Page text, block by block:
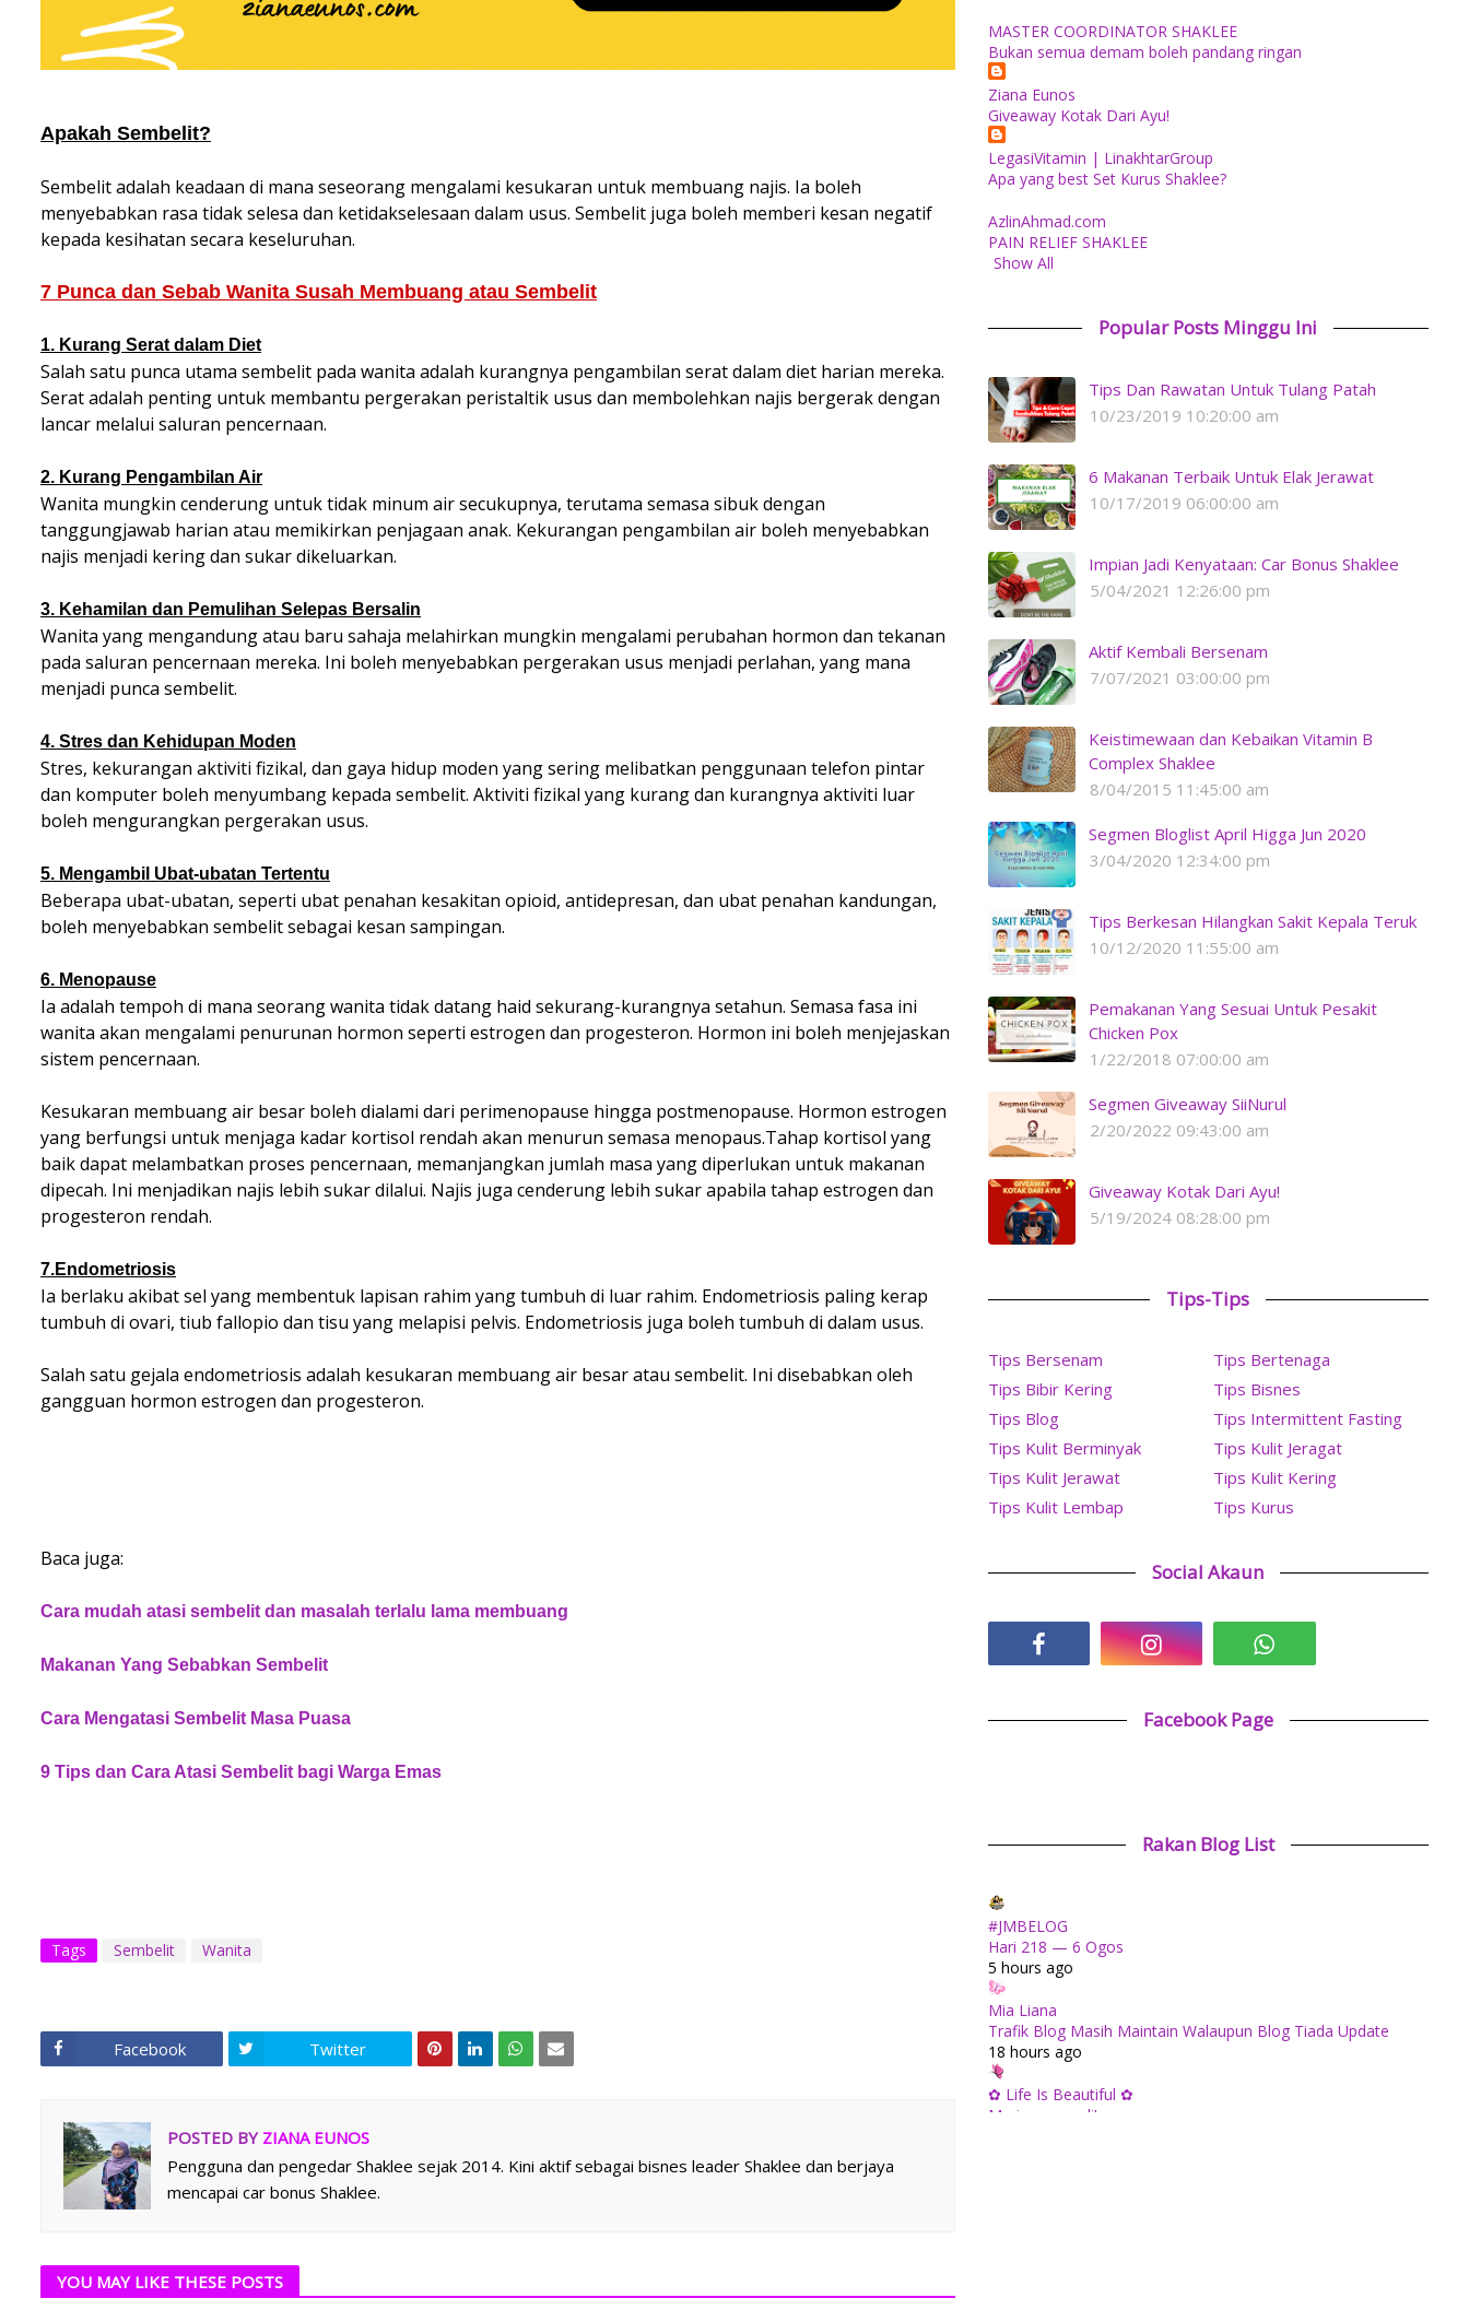
Apakah Sembelit?
Sembelit adalah keadaan di mana seseorang mengalami kesukaran untuk membuang najis. Ia boleh
menyebabkan rasa tidak selesa dan ketidakselesaan dalam usus. Sembelit juga boleh memberi kesan negatif
kepada kesihatan secara keseluruhan.
7 Punca dan Sebab Wanita Susah Membuang atau Sembelit
1. Kurang Serat dalam Diet
Salah satu punca utama sembelit pada wanita adalah kurangnya pengambilan serat dalam diet harian mereka.
Serat adalah penting untuk membantu pergerakan peristaltik usus dan membolehkan najis bergerak dengan
lancar melalui saluran pencernaan.
2. Kurang Pengambilan Air
Wanita mungkin cenderung untuk tidak minum air secukupnya, terutama semasa sibuk dengan
tanggungjawab harian atau memikirkan penjagaan anak. Kekurangan pengambilan air boleh menyebabkan
najis menjadi kering dan sukar dikeluarkan.
3. Kehamilan dan Pemulihan Selepas Bersalin
Wanita yang mengandung atau baru sahaja melahirkan mungkin mengalami perubahan hormon dan tekanan
pada saluran pencernaan mereka. Ini boleh menyebabkan pergerakan usus menjadi perlahan, yang mana
menjadi punca sembelit.
4. Stres dan Kehidupan Moden
Stres, kekurangan aktiviti fizikal, dan gaya hidup moden yang sering melibatkan penggunaan telefon pintar
dan komputer boleh menyumbang kepada sembelit. Aktiviti fizikal yang kurang dan kurangnya aktiviti luar
boleh mengurangkan pergerakan usus.
5. Mengambil Ubat-ubatan Tertentu
Beberapa ubat-ubatan, seperti ubat penahan kesakitan opioid, antidepresan, dan ubat penahan kandungan,
boleh menyebabkan sembelit sebagai kesan sampingan.
6. Menopause
Ia adalah tempoh di mana seorang wanita tidak datang haid sekurang-kurangnya setahun. Semasa fasa ini
wanita akan mengalami penurunan hormon seperti estrogen dan progesteron. Hormon ini boleh menjejaskan
sistem pencernaan.
Kesukaran membuang air besar boleh dialami dari perimenopause hingga postmenopause. Hormon estrogen
yang berfungsi untuk menjaga kadar kortisol rendah akan menurun semasa menopaus.Tahap kortisol yang
baik dapat melambatkan proses pencernaan, memanjangkan jumlah masa yang diperlukan untuk makanan
dipecah. Ini menjadikan najis lebih sukar dilalui. Najis juga cenderung lebih sukar apabila tahap estrogen dan
progesteron rendah.
7.Endometriosis
Ia berlaku akibat sel yang membentuk lapisan rahim yang tumbuh di luar rahim. Endometriosis paling kerap
tumbuh di ovari, tiub fallopio dan tisu yang melapisi pelvis. Endometriosis juga boleh tumbuh di dalam usus.
Salah satu gejala endometriosis adalah kesukaran membuang air besar atau sembelit. Ini disebabkan oleh
gangguan hormon estrogen dan progesteron.
Baca juga:
Cara mudah atasi sembelit dan masalah terlalu lama membuang
Makanan Yang Sebabkan Sembelit
Cara Mengatasi Sembelit Masa Puasa
9 Tips dan Cara Atasi Sembelit bagi Warga Emas
Tags Sembelit Wanita
Facebook Twitter
POSTED BYZIANA EUNOS
Pengguna dan pengedar Shaklee sejak 2014. Kini aktif sebagai bisnes leader Shaklee dan berjaya
mencapai car bonus Shaklee.
YOU MAY LIKE THESE POSTS
MASTER COORDINATOR SHAKLEE
Bukan semua demam boleh pandang ringan
Ziana Eunos
Giveaway Kotak Dari Ayu!
LegasiVitamin | LinakhtarGroup
Apa yang best Set Kurus Shaklee?
AzlinAhmad.com
PAIN RELIEF SHAKLEE
Show All
Popular Posts Minggu Ini
Tips Dan Rawatan Untuk Tulang Patah
10/23/2019 10:20:00 am
6 Makanan Terbaik Untuk Elak Jerawat
10/17/2019 06:00:00 am
Impian Jadi Kenyataan: Car Bonus Shaklee
5/04/2021 12:26:00 pm
Aktif Kembali Bersenam
7/07/2021 03:00:00 pm
Keistimewaan dan Kebaikan Vitamin B
Complex Shaklee
8/04/2015 11:45:00 am
Segmen Bloglist April Higga Jun 2020
3/04/2020 12:34:00 pm
Tips Berkesan Hilangkan Sakit Kepala Teruk
10/12/2020 11:55:00 am
Pemakanan Yang Sesuai Untuk Pesakit
Chicken Pox
1/22/2018 07:00:00 am
Segmen Giveaway SiiNurul
2/20/2022 09:43:00 am
Giveaway Kotak Dari Ayu!
5/19/2024 08:28:00 pm
Tips-Tips
Tips Bersenam
Tips Bertenaga
Tips Bibir Kering
Tips Bisnes
Tips Blog
Tips Intermittent Fasting
Tips Kulit Berminyak
Tips Kulit Jeragat
Tips Kulit Jerawat
Tips Kulit Kering
Tips Kulit Lembap
Tips Kurus
Social Akaun
Facebook Page
Rakan Blog List
#JMBELOG
Hari 218 — 6 Ogos
5 hours ago
Mia Liana
Trafik Blog Masih Maintain Walaupun Blog Tiada Update
18 hours ago
✿ Life Is Beautiful ✿
Mari mengundi!